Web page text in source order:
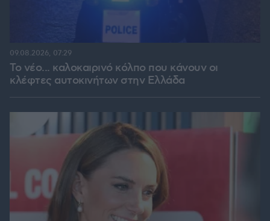
Το νέο... καλοκαιρινό κόλπο που κάνουν οι
κλέφτες αυτοκινήτων στην Ελλάδα
09.08.2026, 07:29